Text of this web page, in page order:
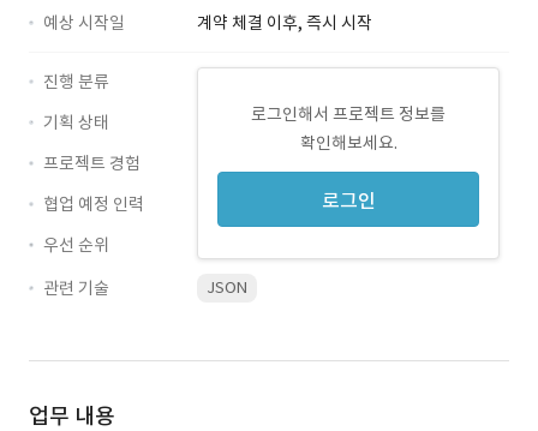
예상 시작일
계약 체결 이후, 즉시 시작
로그인해서 프로젝트 정보를
확인해보세요.
로그인
진행 분류
기획 상태
프로젝트 경험
협업 예정 인력
우선 순위
관련 기술
JSON
업무 내용